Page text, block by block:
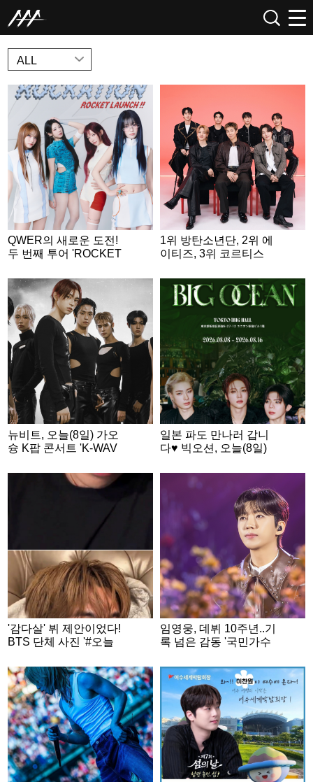
NEWS
ALL
QWER의 새로운 도전!
두 번째 투어 'ROCKET
4인 4색 우주인 변신
1위 방탄소년단, 2위 에
이티즈, 3위 코르티스
뉴비트, 오늘(8일) 가오
슝 K팝 콘서트 'K-WAV
일본 파도 만나러 갑니
다♥ 빅오션, 오늘(8일)
'감다살' 뷔 제안이었다!
BTS 단체 사진 '#오늘
임영웅, 데뷔 10주년..기
록 넘은 감동 '국민가수